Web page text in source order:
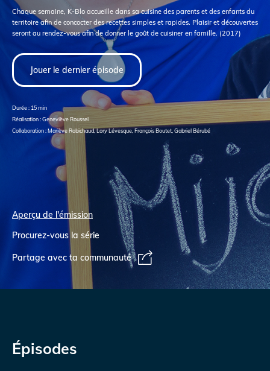
Chaque semaine, K-Blo accueille dans sa cuisine des parents et des enfants du
territoire afin de concocter des recettes simples et rapides. Plaisir et découvertes
seront au rendez-vous afin de donner le goût de cuisiner en famille. (2017)
Jouer le dernier épisode
Durée : 15 min
Réalisation : Geneviève Roussel
Collaboration : Mariève Robichaud, Lory Lévesque, François Boutet, Gabriel Bérubé
Aperçu de l'émission
Procurez-vous la série
Partage avec ta communauté
Épisodes